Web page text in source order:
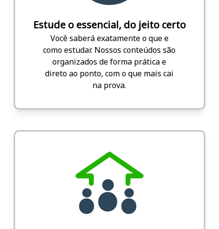
Estude o essencial, do jeito certo
Você saberá exatamente o que e
como estudar. Nossos conteúdos são
organizados de forma prática e
direto ao ponto, com o que mais cai
na prova.